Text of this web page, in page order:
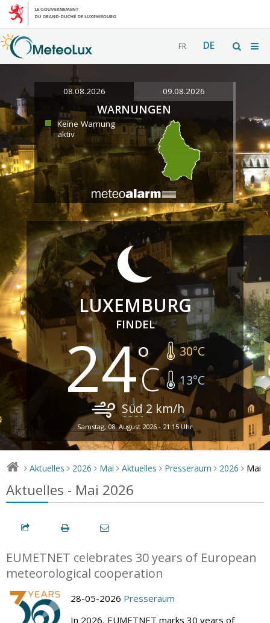
FR DE
08.08.2026 09.08.2026
WARNUNGEN
Keine Warnung
aktiv
LUXEMBURG
FINDEL
24 30°C
13°C
Süd 2 km/h
Samstag, 08. August 2026 - 21:15 Uhr
> Aktuelles > 2026 > Mai > Aktuelles > Presseraum > 2026 > Mai
Aktuelles - Mai 2026
EUMETNET celebrates 30 years of European
meteorological cooperation
28-05-2026 Presseraum
In 2026, EUMETNET marks 30 years of